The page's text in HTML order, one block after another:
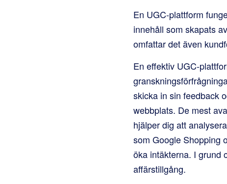
En UGC-plattform
innehåll som skapats
omfattar det även
En effektiv UGC-
skicka in sin feedback
webbplats. De mest
hjälper dig att
som Google Shopping
öka intäkterna. I grund
affärstillgång.